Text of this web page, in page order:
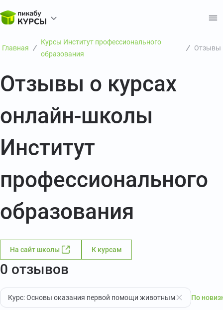
Главная
Курсы Институт профессионального
образования
Отзывы
Отзывы о курсах
онлайн-школы
Институт
профессионального
образования
На сайт школы К курсам
0 отзывов
Курс: Основы оказания первой помощи животным По